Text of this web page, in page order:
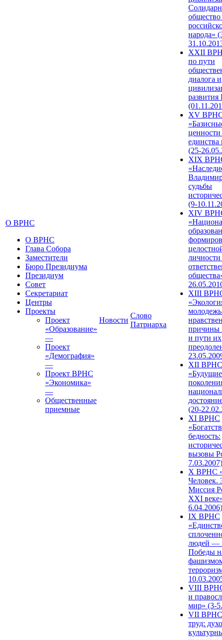
О ВРНС
О ВРНС
Глава Собора
Заместители
Бюро Президиума
Президиум
Совет
Секретариат
Центры
Проекты
Проект
«Образование»
—
Проект
«Демография»
—
Проект ВРНС
«Экономика»
—
Общественные
приемные
Новости
Слово
Патриарха
народа»
XXII
по пути
диалога и
развития
XV
единства
(25-
XIX
судьбы
(9-
XIV
XIII
причины
и пути их
XII ВРНС
«Будущие
(20-
XI ВРНС
бедность:
вызовы
7.03.2007)
X ВРНС
Человек.
Миссия
XXI
6.04.2006)
IX ВРНС
людей —
Победы
VIII
и
мир» (3-
VII ВРНС
труд: